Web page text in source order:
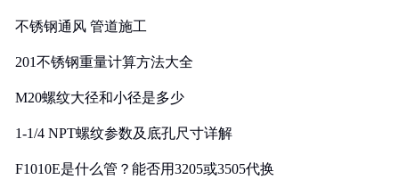
不锈钢通风 管道施工
201不锈钢重量计算方法大全
M20螺纹大径和小径是多少
1-1/4 NPT螺纹参数及底孔尺寸详解
F1010E是什么管？能否用3205或3505代换